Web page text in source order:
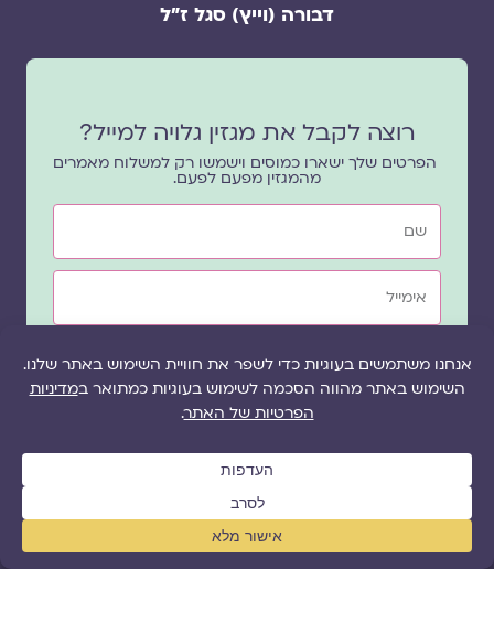
דבורה (וייץ) סגל ז"ל
רוצה לקבל את מגזין גלויה למייל?
הפרטים שלך ישארו כמוסים וישמשו רק למשלוח מאמרים
מהמגזין מפעם לפעם.
שם
אימייל
הסכמה
ועדכונים ממגזין גלויה בהתאם למדיניות פרטיותשל
בלחיצה על הלינק להסרה בתחתית הדיוור.
כן, רשמו אותי!